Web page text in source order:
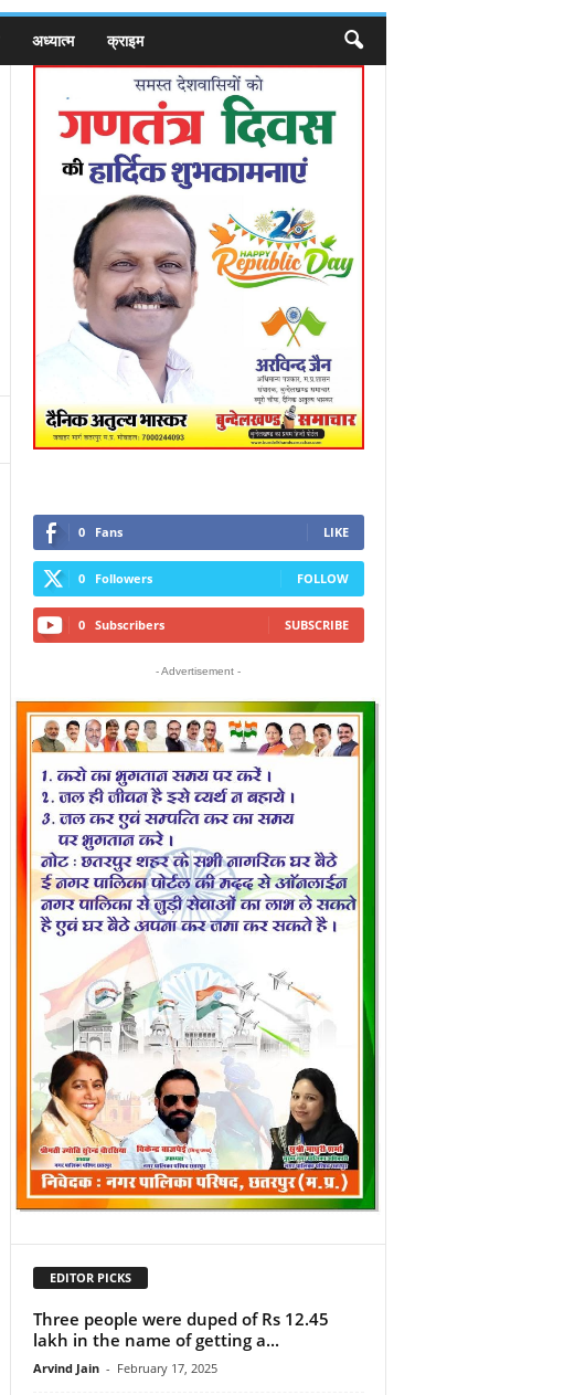
अध्यात्म क्राइम
0 Fans LIKE
0 Followers FOLLOW
0 Subscribers SUBSCRIBE
- Advertisement -
EDITOR PICKS
Three people were duped of Rs 12.45
lakh in the name of getting a...
Arvind Jain - February 17, 2025